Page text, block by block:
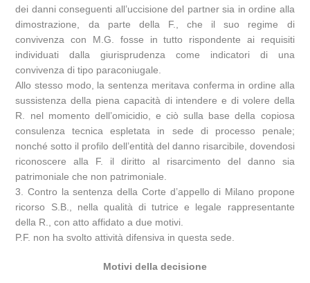
dei danni conseguenti all’uccisione del partner sia in ordine alla
dimostrazione, da parte della F., che il suo regime di
convivenza con M.G. fosse in tutto rispondente ai requisiti
individuati dalla giurisprudenza come indicatori di una
convivenza di tipo paraconiugale.
Allo stesso modo, la sentenza meritava conferma in ordine alla
sussistenza della piena capacità di intendere e di volere della
R. nel momento dell’omicidio, e ciò sulla base della copiosa
consulenza tecnica espletata in sede di processo penale;
nonché sotto il profilo dell’entità del danno risarcibile, dovendosi
riconoscere alla F. il diritto al risarcimento del danno sia
patrimoniale che non patrimoniale.
3. Contro la sentenza della Corte d’appello di Milano propone
ricorso S.B., nella qualità di tutrice e legale rappresentante
della R., con atto affidato a due motivi.
P.F. non ha svolto attività difensiva in questa sede.
Motivi della decisione